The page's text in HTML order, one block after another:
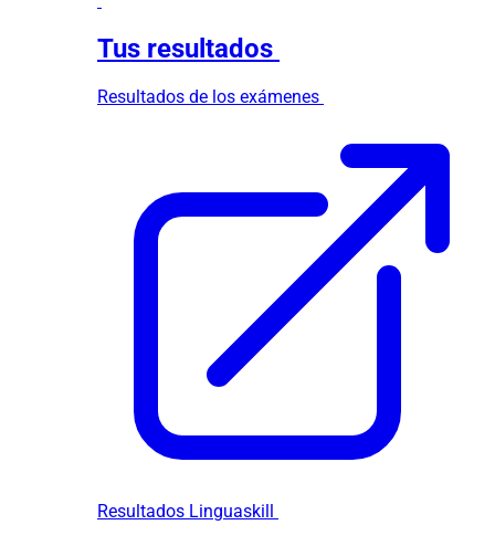
Tus resultados
Resultados de los exámenes
Resultados Linguaskill